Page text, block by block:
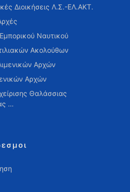
Διοικήσεις Λ.Σ.-ΕΛ.ΑΚΤ.
Ναυτικού
Ακολούθων
Αρχών
Αρχών
Θαλάσσιας
…